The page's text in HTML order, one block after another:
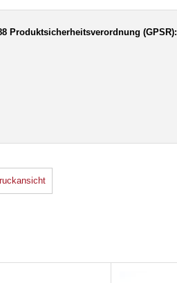
Produktsicherheitsverordnung (GPSR):